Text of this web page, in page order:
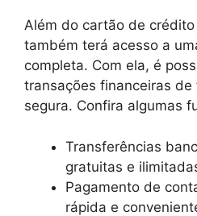
Além do cartão de crédito
também terá acesso a
completa. Com ela, é
transações financeiras de
segura. Confira algumas
Transferências
gratuitas e
Pagamento de
rápida e